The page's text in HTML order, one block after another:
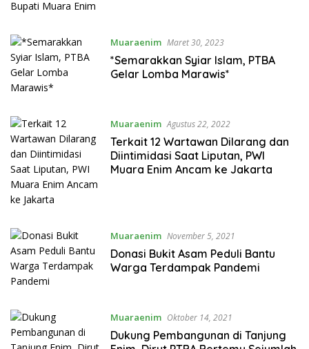
Muaraenim Maret 30, 2023
*Semarakkan Syiar Islam, PTBA
Gelar Lomba Marawis*
Muaraenim Agustus 22, 2022
Terkait 12 Wartawan Dilarang dan
Diintimidasi Saat Liputan, PWI
Muara Enim Ancam ke Jakarta
Muaraenim November 5, 2021
Donasi Bukit Asam Peduli Bantu
Warga Terdampak Pandemi
Muaraenim Oktober 14, 2021
Dukung Pembangunan di Tanjung